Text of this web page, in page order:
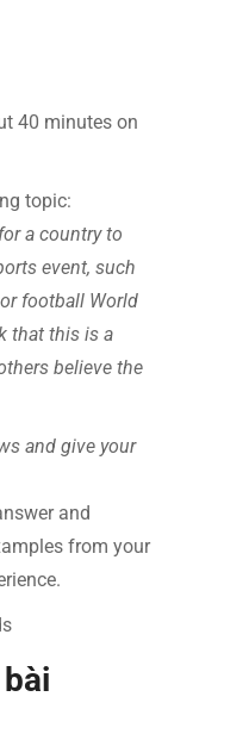
40 minutes on
topic:
a country to
event, such
football World
that this is a
believe the
and give your
and
from your